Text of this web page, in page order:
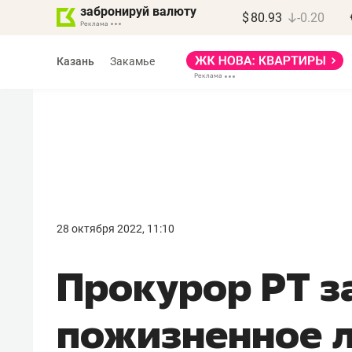
забронируй валюту $ 80.93 -0.20
Казань Закамье
28 октября 2022, 11:10
Прокурор РТ
пожизненное
правил, бизнес может
потерять минимум